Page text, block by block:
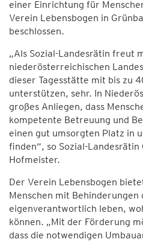
einer Einrichtung für
Verein Lebensbogen in
beschlossen.
„Als Sozial-Landesrätin freut
niederösterreichischen
dieser Tagesstätte mit bis zu
unterstützen, sehr. In
großes Anliegen, dass
kompetente Betreuung und
einen gut umsorgten Platz in
finden“, so Sozial-Landesrätin
Hofmeister.
Der Verein Lebensbogen
Menschen mit Behinderungen
eigenverantwortlich leben,
können. „Mit der Förderung
dass die notwendigen